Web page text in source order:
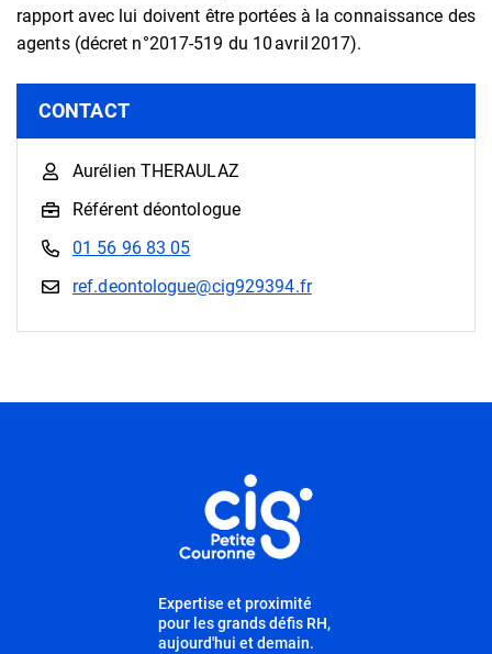
rapport avec lui doivent être portées à la connaissance des
agents (décret n°2017-519 du 10 avril 2017).
Informations complémentaires
CONTACT
Aurélien THERAULAZ
Référent déontologue
01 56 96 83 05
ref.deontologue@cig929394.fr
Expertise et proximité
pour les grands défis RH,
aujourd'hui et demain.